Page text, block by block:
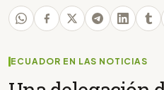
ECUADOR EN LAS NOTICIAS